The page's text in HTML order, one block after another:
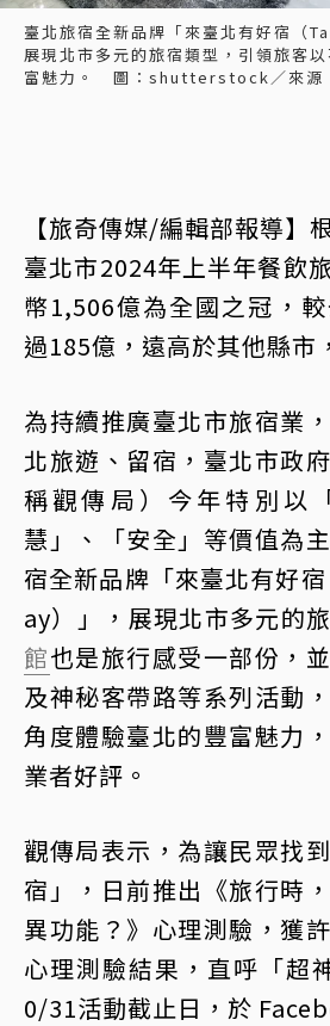
臺北旅宿全新品牌「來臺北有好宿（
展現北市多元的旅宿類型，引領旅客
富魅力。 圖：shutterstock／來源
【旅奇傳媒/編輯部報導】
臺北市2024年上半年餐飲
幣1,506億為全國之冠，
過185億，遠高於其他縣市
為持續推廣臺北市旅宿業
北旅遊、留宿，臺北市政
稱觀傳局）今年特別以
慧」、「安全」等價值為
宿全新品牌「來臺北有好
ay）」，展現北市多元的
館也是旅行感受一部份，
及神秘客帶路等系列活動
角度體驗臺北的豐富魅力
業者好評。
觀傳局表示，為讓民眾找
宿」，日前推出《旅行時
異功能？》心理測驗，獲
心理測驗結果，直呼「超
0/31活動截止日，於